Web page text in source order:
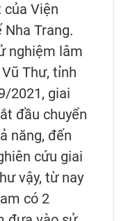
của Viện
Trang.
nghiệm lâm
Thư, tỉnh
2021, giai
đầu chuyển
năng, đến
cứu giai
vậy, từ nay
có 2